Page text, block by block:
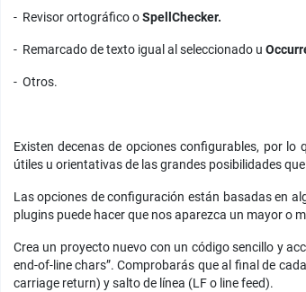
- Revisor ortográfico oSpellChecker.
- Remarcado de texto igual al seleccionado u
- Otros.
Existen decenas de opciones configurables, por
útiles u orientativas de las grandes posibilidades
Las opciones de configuración están basadas en
plugins puede hacer que nos aparezca un mayor o
Crea un proyecto nuevo con un código sencillo y
end-of-line chars”. Comprobarás que al final de
carriage return) y salto de línea (LF o line feed).